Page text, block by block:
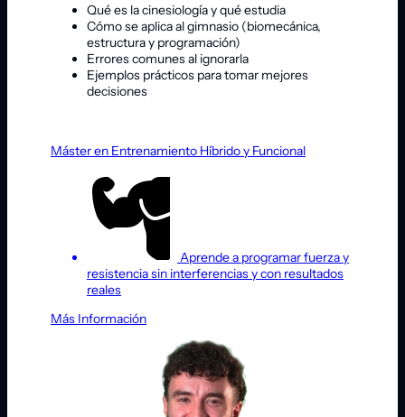
Qué es la cinesiología y qué estudia
Cómo se aplica al gimnasio (biomecánica,
estructura y programación)
Errores comunes al ignorarla
Ejemplos prácticos para tomar mejores
decisiones
Máster en Entrenamiento Híbrido y Funcional
Aprende a programar fuerza y
resistencia sin interferencias y con resultados
reales
Más Información